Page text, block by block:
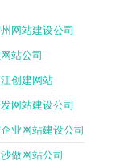
网站建设公司
站公司
创建网站
网站建设公司
业网站建设公司
做网站公司